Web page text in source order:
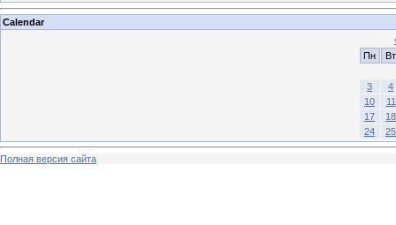
Calendar
Пн
Вт
3
4
10
11
17
18
24
25
Полная версия сайта